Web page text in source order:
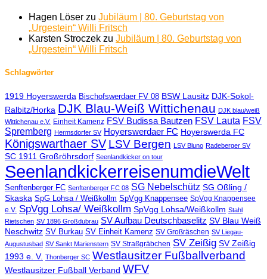
Hagen Löser zu Jubiläum | 80. Geburtstag von
„Urgestein“ Willi Fritsch
Karsten Stroczek zu Jubiläum | 80. Geburtstag von
„Urgestein“ Willi Fritsch
Schlagwörter
1919 Hoyerswerda Bischofswerdaer FV 08 BSW Lausitz DJK-Sokol-
Ralbitz/Horka DJK Blau-Weiß Wittichenau DJK blau/weiß
Wittichenau e.V. Einheit Kamenz FSV Budissa Bautzen FSV Lauta FSV
Spremberg Hermsdorfer SV Hoyerswerdaer FC Hoyerswerda FC
Königswarthaer SV LSV Bergen LSV Bluno Radeberger SV
SC 1911 Großröhrsdorf Seenlandkicker on tour
SeenlandkickerreisenumdieWelt
Senftenberger FC Senftenberger FC 08 SG Nebelschütz SG Oßling /
Skaska SpG Lohsa / Weißkollm SpVgg Knappensee SpVgg Knappensee
e.V. SpVgg Lohsa/ Weißkollm SpVgg Lohsa/Weißkollm Stahl
Rietschen SV 1896 Großdubrau SV Aufbau Deutschbaselitz SV Blau Weiß
Neschwitz SV Burkau SV Einheit Kamenz SV Großräschen SV Liegau-
Augustusbad SV Sankt Marienstern SV Straßgräbchen SV Zeißig SV Zeißig
1993 e. V. Thonberger SC Westlausitzer Fußballverband
Westlausitzer Fußball Verband WFV